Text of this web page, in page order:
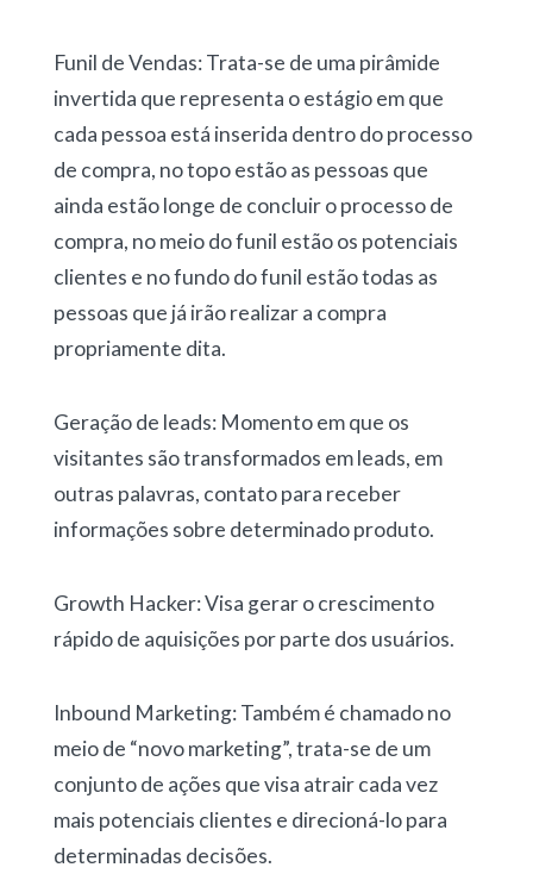
Funil de Vendas: Trata-se de uma pirâmide
invertida que representa o estágio em que
cada pessoa está inserida dentro do processo
de compra, no topo estão as pessoas que
ainda estão longe de concluir o processo de
compra, no meio do funil estão os potenciais
clientes e no fundo do funil estão todas as
pessoas que já irão realizar a compra
propriamente dita.
Geração de leads: Momento em que os
visitantes são transformados em leads, em
outras palavras, contato para receber
informações sobre determinado produto.
Growth Hacker: Visa gerar o crescimento
rápido de aquisições por parte dos usuários.
Inbound Marketing: Também é chamado no
meio de “novo marketing”, trata-se de um
conjunto de ações que visa atrair cada vez
mais potenciais clientes e direcioná-lo para
determinadas decisões.